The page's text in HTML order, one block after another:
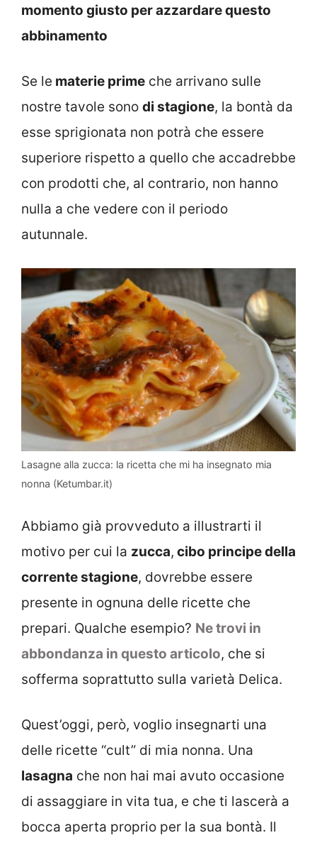
momento giusto per azzardare questo
abbinamento
Se le materie prime che arrivano sulle
nostre tavole sono di stagione, la bontà da
esse sprigionata non potrà che essere
superiore rispetto a quello che accadrebbe
con prodotti che, al contrario, non hanno
nulla a che vedere con il periodo
autunnale.
Lasagne alla zucca: la ricetta che mi ha insegnato mia
nonna (Ketumbar.it)
Abbiamo già provveduto a illustrarti il
motivo per cui la zucca, cibo principe della
corrente stagione, dovrebbe essere
presente in ognuna delle ricette che
prepari. Qualche esempio? Ne trovi in
abbondanza in questo articolo, che si
sofferma soprattutto sulla varietà Delica.
Quest’oggi, però, voglio insegnarti una
delle ricette “cult” di mia nonna. Una
lasagna che non hai mai avuto occasione
di assaggiare in vita tua, e che ti lascerà a
bocca aperta proprio per la sua bontà. Il